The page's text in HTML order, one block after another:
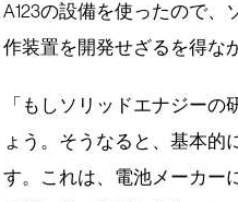
A123の設備を使ったので
作装置を開発せざるを得な
「もしソリッドエナジー
ょう。そうなると、基本的
す。これは、電池メーカー